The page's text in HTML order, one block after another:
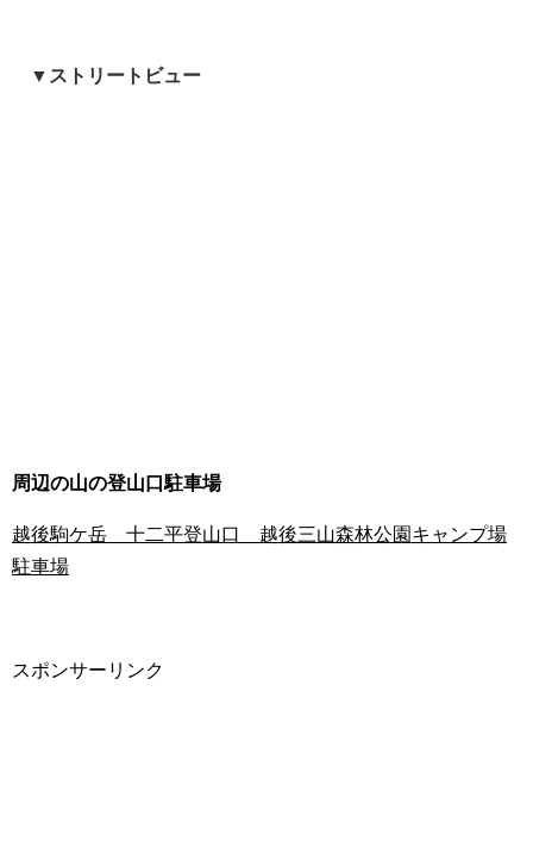
▼ストリートビュー
周辺の山の登山口駐車場
越後駒ケ岳 十二平登山口 越後三山森林公園キャンプ場
駐車場
スポンサーリンク